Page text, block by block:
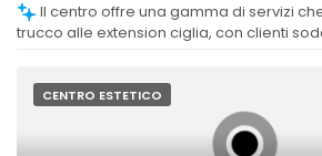
trucco alle extension ciglia, con clienti
CENTRO ESTETICO